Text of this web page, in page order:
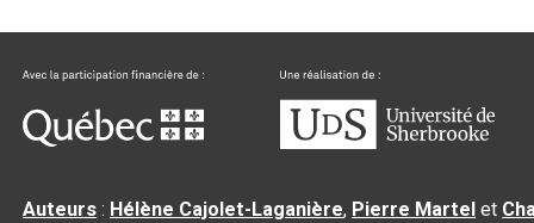
Auteurs : Hélène Cajolet-Laganière, Pierre Martel et